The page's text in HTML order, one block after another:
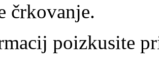
črkovanje.
poizkusite